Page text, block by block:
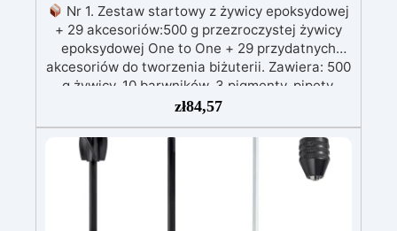
Nr 1. Zestaw startowy z żywicy epoksydowej
+ 29 akcesoriów:500 g przezroczystej żywicy
epoksydowej One to One + 29 przydatnych
akcesoriów do tworzenia biżuterii. Zawiera: 500
g żywicy, 10 barwników, 3 pigmenty, pipety,
Nr 2. Zestaw startowy z żywicy epoksydowej
+ 100 akcesoriów:500 g przezroczystej żywicy
epoksydowej One to One + 100 przydatnych
akcesoriów do tworzenia biżuterii. Zawiera: 500
zł84,57